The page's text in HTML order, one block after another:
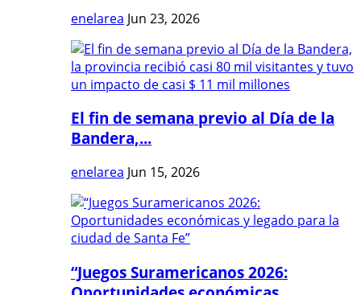
enelarea Jun 23, 2026
El fin de semana previo al Día de la
Bandera,...
enelarea Jun 15, 2026
“Juegos Suramericanos 2026: